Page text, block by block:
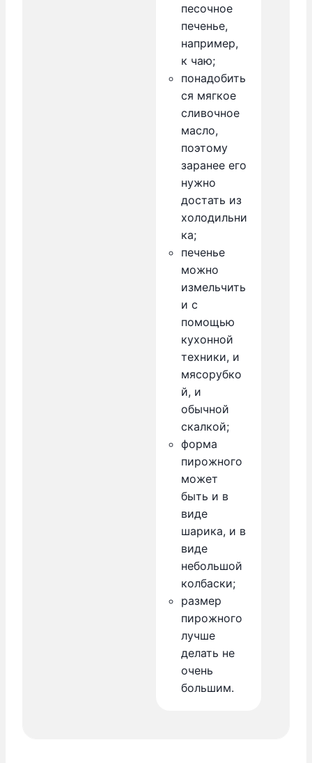
песочное
печенье,
например,
к чаю;
понадобить
ся мягкое
сливочное
масло,
поэтому
заранее его
нужно
достать из
холодильни
ка;
печенье
можно
измельчить
и с
помощью
кухонной
техники, и
мясорубко
й, и
обычной
скалкой;
форма
пирожного
может
быть и в
виде
шарика, и в
виде
небольшой
колбаски;
размер
пирожного
лучше
делать не
очень
большим.